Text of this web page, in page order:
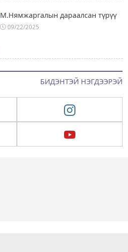
М.Нямжаргалын дараалсан түрүү
09/22/2025
БИДЭНТЭЙ НЭГДЭЭРЭЙ